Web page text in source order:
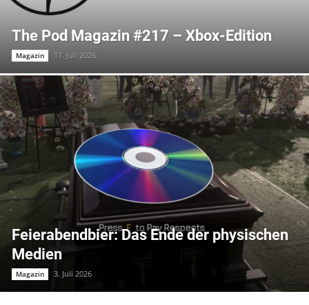
The Pod Magazin #217 – Xbox-Edition
Magazin 17. Juli 2026
Feierabendbier: Das Ende der physischen
Medien
Magazin 3. Juli 2026